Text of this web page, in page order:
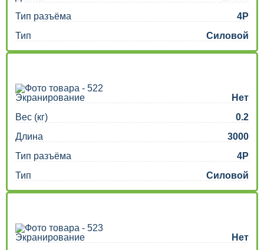
Тип разъёма
4P
Тип
Силовой
Экранирование
Нет
Вес (кг)
0.2
Длина
3000
Тип разъёма
4P
Тип
Силовой
Экранирование
Нет